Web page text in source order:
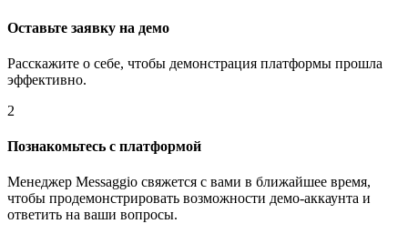
Оставьте заявку на демо
Расскажите о себе, чтобы демонстрация платформы прошла
эффективно.
2
Познакомьтесь с платформой
Менеджер Messaggio свяжется с вами в ближайшее время,
чтобы продемонстрировать возможности демо-аккаунта и
ответить на ваши вопросы.